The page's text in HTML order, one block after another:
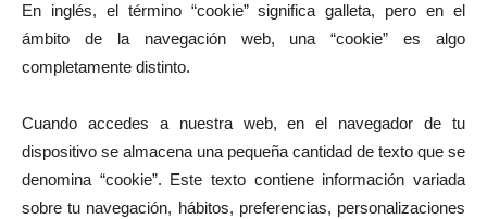
En inglés, el término “cookie” significa galleta, pero en el
ámbito de la navegación web, una “cookie” es algo
completamente distinto.
Cuando accedes a nuestra web, en el navegador de tu
dispositivo se almacena una pequeña cantidad de texto que se
denomina “cookie”. Este texto contiene información variada
sobre tu navegación, hábitos, preferencias, personalizaciones